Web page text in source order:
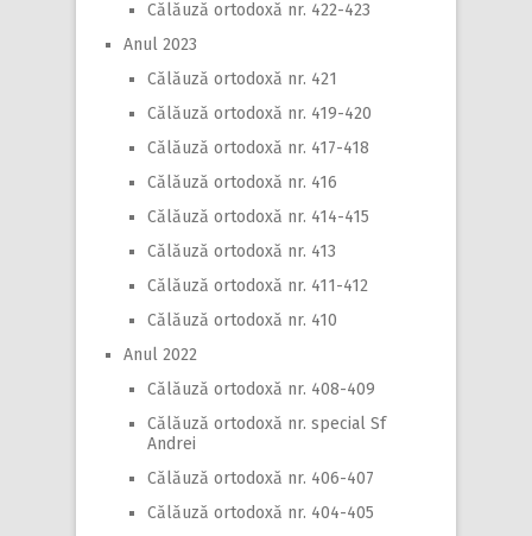
Călăuză ortodoxă nr. 422-423
Anul 2023
Călăuză ortodoxă nr. 421
Călăuză ortodoxă nr. 419-420
Călăuză ortodoxă nr. 417-418
Călăuză ortodoxă nr. 416
Călăuză ortodoxă nr. 414-415
Călăuză ortodoxă nr. 413
Călăuză ortodoxă nr. 411-412
Călăuză ortodoxă nr. 410
Anul 2022
Călăuză ortodoxă nr. 408-409
Călăuză ortodoxă nr. special Sf
Andrei
Călăuză ortodoxă nr. 406-407
Călăuză ortodoxă nr. 404-405